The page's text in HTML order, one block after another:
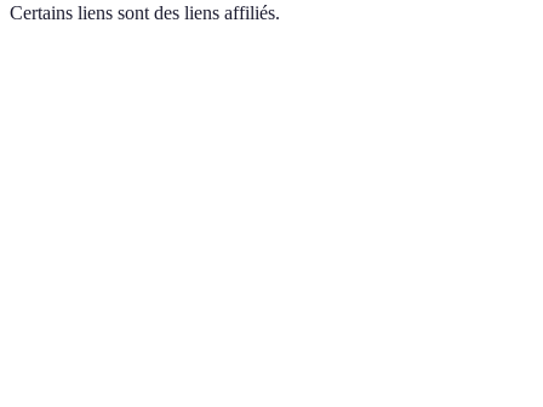
Certains liens sont des liens affiliés.